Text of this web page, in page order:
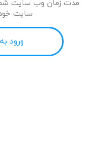
مدت زمان وب سایت شما
سایت
ورود